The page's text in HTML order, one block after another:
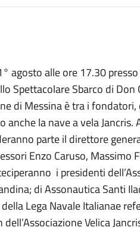
agosto alle ore 17.30
Spettacolare Sbarco di Don
di Messina è tra i fondatori,
la nave a vela Jancris.
parte il direttore
Enzo Caruso, Massimo
i presidenti
di Assonautica Santi
Lega Navale Italianae
Velica